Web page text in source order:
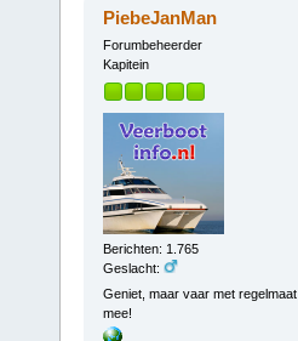
PiebeJanMan
Forumbeheerder
Kapitein
Berichten: 1.765
Geslacht:
Geniet, maar vaar met regelmaat
mee!